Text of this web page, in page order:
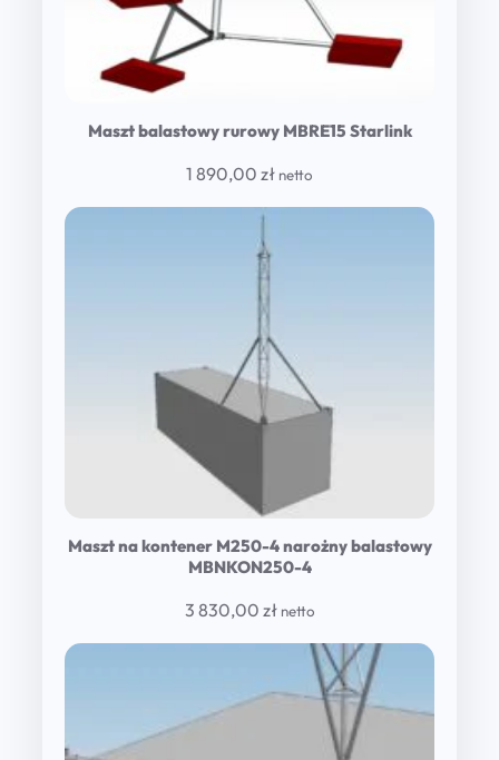
Maszt balastowy rurowy MBRE15 Starlink
1 890,00 zł netto
Maszt na kontener M250-4 narożny balastowy
MBNKON250-4
3 830,00 zł netto